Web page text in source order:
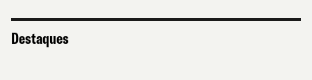
Destaques